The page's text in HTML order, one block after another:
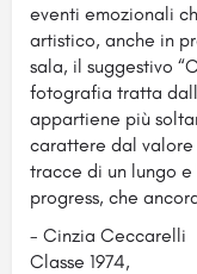
eventi emozionali
artistico, anche in
sala, il suggestivo
fotografia tratta
appartiene più
carattere dal
tracce di un lungo
progress, che
- Cinzia Ceccarelli
Classe 1974,